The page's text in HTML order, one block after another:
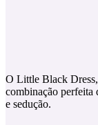
O Little Black
combinação perfeita
e sedução.